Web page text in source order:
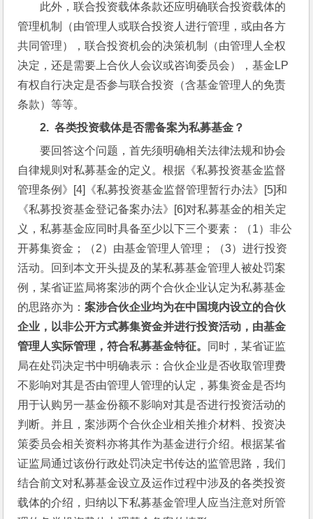
此外，联合投资载体条款还应明确联合投资载体的
管理机制（由管理人或联合投资人进行管理，或由各方
共同管理），联合投资机会的决策机制（由管理人全权
决定，还是需要上合伙人会议或咨询委员会），基金LP
有权自行决定是否参与联合投资（含基金管理人的免责
条款）等等。
2. 各类投资载体是否需备案为私募基金？
要回答这个问题，首先须明确相关法律法规和协会
自律规则对私募基金的定义。根据《私募投资基金监督
管理条例》[4]《私募投资基金监督管理暂行办法》[5]和
《私募投资基金登记备案办法》[6]对私募基金的相关定
义，私募基金应同时具备至少以下三个要素：（1）非公
开募集资金；（2）由基金管理人管理；（3）进行投资
活动。回到本文开头提及的某私募基金管理人被处罚案
例，某省证监局将案涉的两个合伙企业认定为私募基金
的思路亦为：案涉合伙企业均为在中国境内设立的合伙
企业，以非公开方式募集资金并进行投资活动，由基金
管理人实际管理，符合私募基金特征。 同时，某省证监
局在处罚决定书中明确表示：合伙企业是否收取管理费
不影响对其是否由管理人管理的认定，募集资金是否均
用于认购另一基金份额不影响对其是否进行投资活动的
判断。并且，案涉两个合伙企业相关推介材料、投资决
策委员会相关资料亦将其作为基金进行介绍。根据某省
证监局通过该份行政处罚决定书传达的监管思路，我们
结合前文对私募基金设立及运作过程中涉及的各类投资
载体的介绍，归纳以下私募基金管理人应当注意对所管